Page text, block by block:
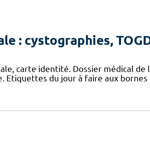
: cystographies,
carte identité. Dossier médical de
Etiquettes du jour à faire aux bornes